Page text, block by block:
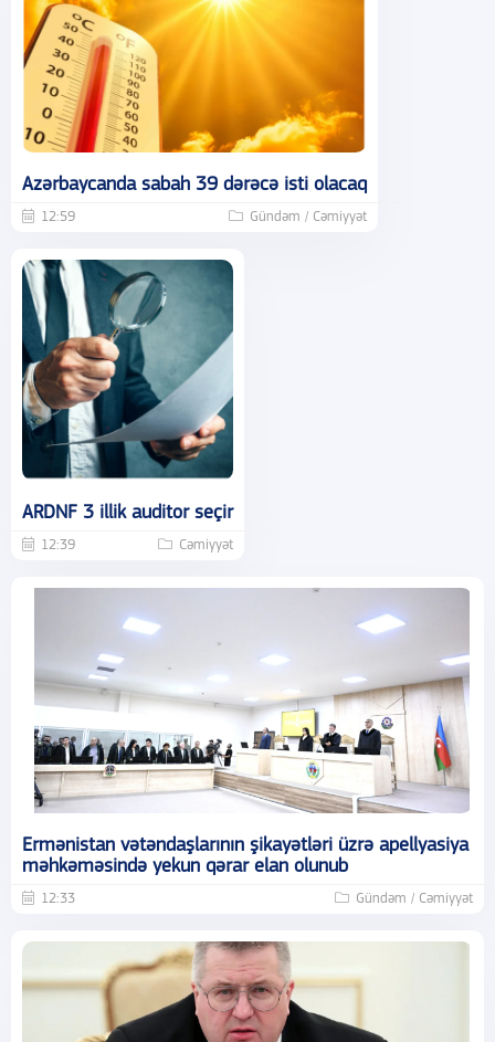
Azərbaycanda sabah 39 dərəcə isti olacaq
12:59 Gündəm / Cəmiyyət
ARDNF 3 illik auditor seçir
12:39 Cəmiyyət
Ermənistan vətəndaşlarının şikayətləri üzrə apellyasiya
məhkəməsində yekun qərar elan olunub
12:33 Gündəm / Cəmiyyət